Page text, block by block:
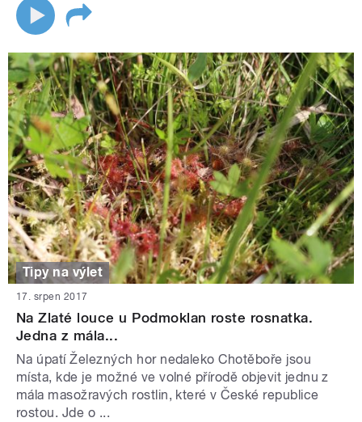
Tipy na výlet
17. srpen 2017
Na Zlaté louce u Podmoklan roste rosnatka.
Jedna z mála...
Na úpatí Železných hor nedaleko Chotěboře jsou
místa, kde je možné ve volné přírodě objevit jednu z
mála masožravých rostlin, které v České republice
rostou. Jde o ...